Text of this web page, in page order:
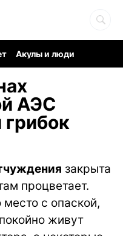
Акулы и люди
АЭС
закрыта
процветает.
с опаской,
живут